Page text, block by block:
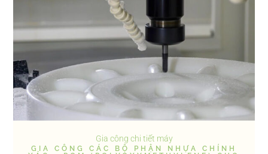
Gia công chi tiết máy
GIA CÔNG CÁC BỘ PHẬN NHỰA CHÍNH